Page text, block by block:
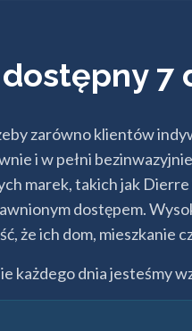
7
zarówno klientów
i w pełni
marek, takich jak
dostępem.
że ich dom, mieszkanie
każdego dnia jesteśmy